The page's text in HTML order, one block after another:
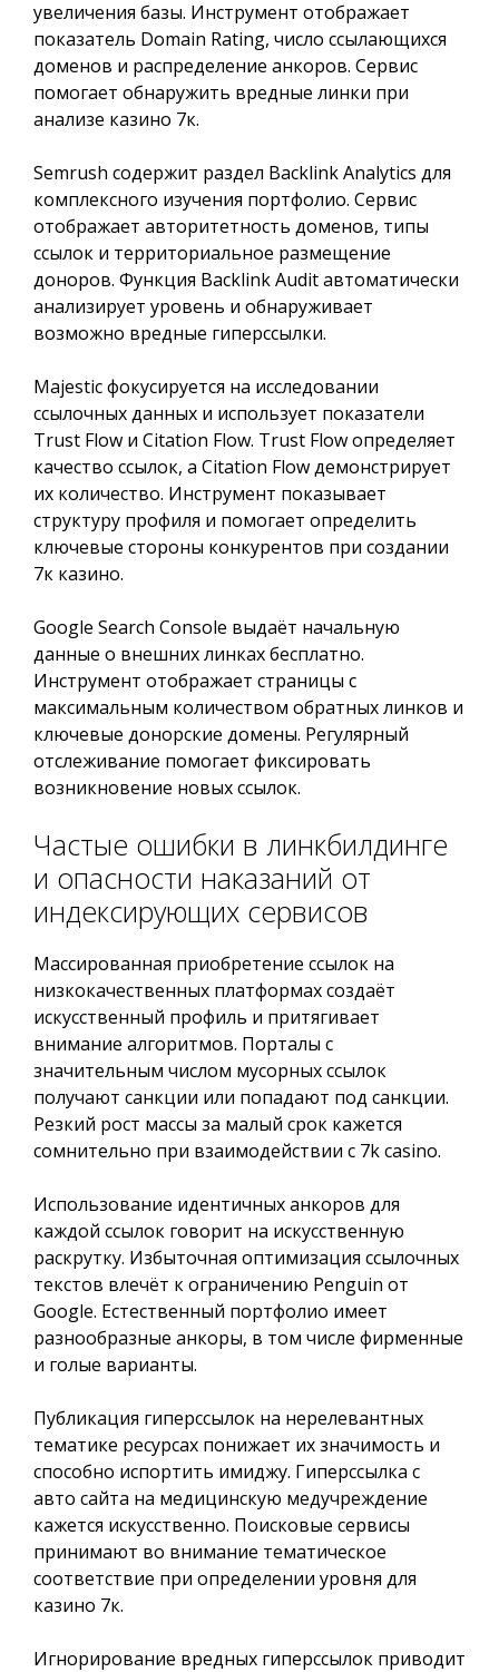
увеличения базы. Инструмент отображает
показатель Domain Rating, число ссылающихся
доменов и распределение анкоров. Сервис
помогает обнаружить вредные линки при
анализе казино 7к.
Semrush содержит раздел Backlink Analytics для
комплексного изучения портфолио. Сервис
отображает авторитетность доменов, типы
ссылок и территориальное размещение
доноров. Функция Backlink Audit автоматически
анализирует уровень и обнаруживает
возможно вредные гиперссылки.
Majestic фокусируется на исследовании
ссылочных данных и использует показатели
Trust Flow и Citation Flow. Trust Flow определяет
качество ссылок, а Citation Flow демонстрирует
их количество. Инструмент показывает
структуру профиля и помогает определить
ключевые стороны конкурентов при создании
7к казино.
Google Search Console выдаёт начальную
данные о внешних линках бесплатно.
Инструмент отображает страницы с
максимальным количеством обратных линков и
ключевые донорские домены. Регулярный
отслеживание помогает фиксировать
возникновение новых ссылок.
Частые ошибки в линкбилдинге
и опасности наказаний от
индексирующих сервисов
Массированная приобретение ссылок на
низкокачественных платформах создаёт
искусственный профиль и притягивает
внимание алгоритмов. Порталы с
значительным числом мусорных ссылок
получают санкции или попадают под санкции.
Резкий рост массы за малый срок кажется
сомнительно при взаимодействии с 7k casino.
Использование идентичных анкоров для
каждой ссылок говорит на искусственную
раскрутку. Избыточная оптимизация ссылочных
текстов влечёт к ограничению Penguin от
Google. Естественный портфолио имеет
разнообразные анкоры, в том числе фирменные
и голые варианты.
Публикация гиперссылок на нерелевантных
тематике ресурсах понижает их значимость и
способно испортить имиджу. Гиперссылка с
авто сайта на медицинскую медучреждение
кажется искусственно. Поисковые сервисы
принимают во внимание тематическое
соответствие при определении уровня для
казино 7к.
Игнорирование вредных гиперссылок приводит